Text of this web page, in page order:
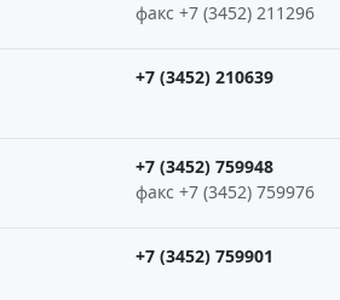
факс +7 (3452) 211296
+7 (3452) 210639
+7 (3452) 759948
факс +7 (3452) 759976
+7 (3452) 759901